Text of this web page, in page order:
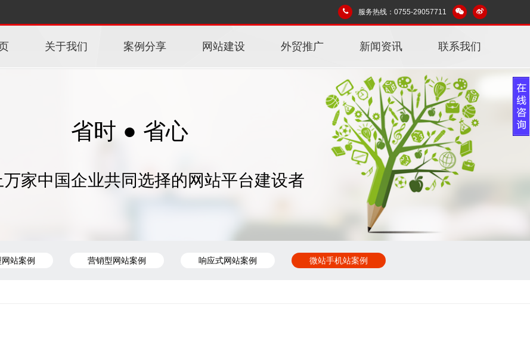
服务热线：0755-29057711
关于我们 案例分享 网站建设 外贸推广 新闻资讯 联系我们
省时 ● 省心
万家中国企业共同选择的网站平台建设者
站案例 营销型网站案例 响应式网站案例 微站手机站案例